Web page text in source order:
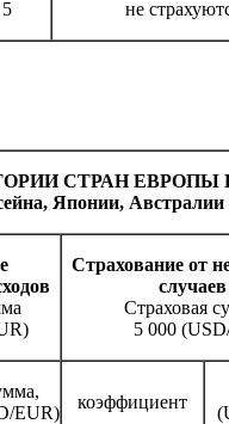
5 не
СТРАН ЕВРОПЫ И
Японии,
Страхование от
случаев
Страховая
5 000
EUR)
коэффициент